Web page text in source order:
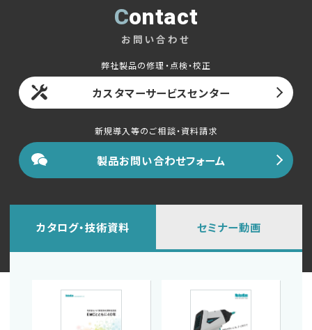
Contact
お問い合わせ
弊社製品の修理・点検・校正
カスタマーサービスセンター
新規導入等のご相談・資料請求
製品お問い合わせフォーム
カタログ・技術資料 セミナー動画